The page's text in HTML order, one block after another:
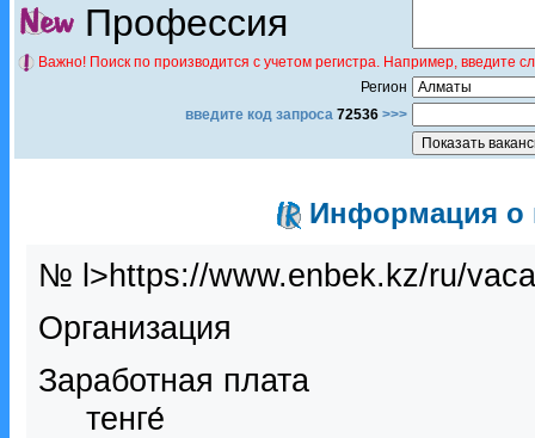
Профессия
Важно! Поиск по производится с учетом регистра. Например,
Регион
введите код запроса 72536 >>>
Информация о
№ l>https://www.enbek.kz/ru/
Организация
Заработная плата
тенге́